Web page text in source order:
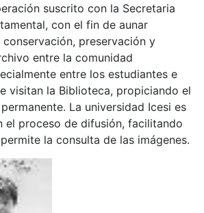
suscrito con la Secretaria
con el fin de aunar
preservación y
entre la comunidad
entre los estudiantes e
visitan la Biblioteca, propiciando el
La universidad Icesi es
el proceso de difusión, facilitando
la consulta de las imágenes.